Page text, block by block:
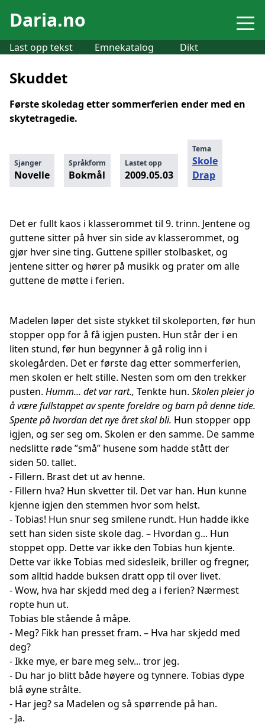
Daria.no
Last opp tekst Emnekatalog Dikt
Skuddet
Første skoledag etter sommerferien ender med en
skytetragedie.
Sjanger
Novelle
Språkform
Bokmål
Lastet opp
2009.05.03
Tema
Skole
Drap
Det er fullt kaos i klasserommet til 9. trinn. Jentene og
guttene sitter på hver sin side av klasserommet, og
gjør hver sine ting. Guttene spiller stolbasket, og
jentene sitter og hører på musikk og prater om alle
guttene de møtte i ferien.
Madelen løper det siste stykket til skoleporten, før hun
stopper opp for å få igjen pusten. Hun står der i en
liten stund, før hun begynner å gå rolig inn i
skolegården. Det er første dag etter sommerferien,
men skolen er helt stille. Nesten som om den trekker
pusten. Humm... det var rart., Tenkte hun. Skolen pleier jo
å være fullstappet av spente foreldre og barn på denne tide.
Spente på hvordan det nye året skal bli. Hun stopper opp
igjen, og ser seg om. Skolen er den samme. De samme
nedslitte røde ”små” husene som hadde stått der
siden 50. tallet.
- Fillern. Brast det ut av henne.
- Fillern hva? Hun skvetter til. Det var han. Hun kunne
kjenne igjen den stemmen hvor som helst.
- Tobias! Hun snur seg smilene rundt. Hun hadde ikke
sett han siden siste skole dag. – Hvordan g... Hun
stoppet opp. Dette var ikke den Tobias hun kjente.
Dette var ikke Tobias med sidesleik, briller og fregner,
som alltid hadde buksen dratt opp til over livet.
- Wow, hva har skjedd med deg a i ferien? Nærmest
ropte hun ut.
Tobias ble stående å måpe.
- Meg? Fikk han presset fram. – Hva har skjedd med
deg?
- Ikke mye, er bare meg selv... tror jeg.
- Du har jo blitt både høyere og tynnere. Tobias dype
blå øyne strålte.
- Har jeg? sa Madelen og så spørrende på han.
- Ja.